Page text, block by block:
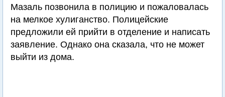
Мазаль позвонила в полицию и пожаловалась
на мелкое хулиганство. Полицейские
предложили ей прийти в отделение и написать
заявление. Однако она сказала, что не может
выйти из дома.